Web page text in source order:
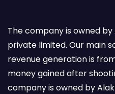
The company is owned by
private limited. Our main
revenue generation is
money gained after
company is owned by